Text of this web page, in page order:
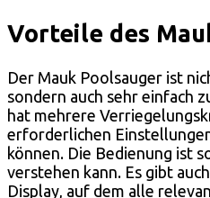
Vorteile des
Der Mauk Poolsauger ist
sondern auch sehr einfach
hat mehrere
erforderlichen
können. Die Bedienung ist
verstehen kann. Es gibt
Display, auf dem alle